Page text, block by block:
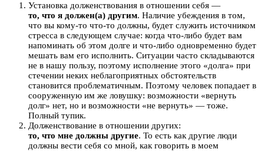
Установка долженствования в отношении себя —
то, что я должен(а) другим. Наличие убеждения в том,
что вы кому-то что-то должны, будет служить источником
стресса в следующем случае: когда что-либо будет вам
напоминать об этом долге и что-либо одновременно будет
мешать вам его исполнить. Ситуации часто складываются
не в нашу пользу, поэтому исполнение этого «долга» при
стечении неких неблагоприятных обстоятельств
становится проблематичным. Поэтому человек попадает в
сооруженную им же ловушку: возможности «вернуть
долг» нет, но и возможности «не вернуть» — тоже.
Полный тупик.
Долженствование в отношении других:
то, что мне должны другие. То есть как другие люди
должны вести себя со мной, как говорить в моем